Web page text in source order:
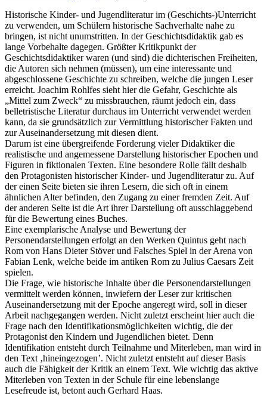
Historische Kinder- und Jugendliteratur im (Geschichts-)Unterricht
zu verwenden, um Schülern historische Sachverhalte nahe zu
bringen, ist nicht unumstritten. In der Geschichtsdidaktik gab es
lange Vorbehalte dagegen. Größter Kritikpunkt der
Geschichtsdidaktiker waren (und sind) die dichterischen Freiheiten,
die Autoren sich nehmen (müssen), um eine interessante und
abgeschlossene Geschichte zu schreiben, welche die jungen Leser
erreicht. Joachim Rohlfes sieht hier die Gefahr, Geschichte als
„Mittel zum Zweck“ zu missbrauchen, räumt jedoch ein, dass
belletristische Literatur durchaus im Unterricht verwendet werden
kann, da sie grundsätzlich zur Vermittlung historischer Fakten und
zur Auseinandersetzung mit diesen dient.
Darum ist eine übergreifende Forderung vieler Didaktiker die
realistische und angemessene Darstellung historischer Epochen und
Figuren in fiktionalen Texten. Eine besondere Rolle fällt deshalb
den Protagonisten historischer Kinder- und Jugendliteratur zu. Auf
der einen Seite bieten sie ihren Lesern, die sich oft in einem
ähnlichen Alter befinden, den Zugang zu einer fremden Zeit. Auf
der anderen Seite ist die Art ihrer Darstellung oft ausschlaggebend
für die Bewertung eines Buches.
Eine exemplarische Analyse und Bewertung der
Personendarstellungen erfolgt an den Werken Quintus geht nach
Rom von Hans Dieter Stöver und Falsches Spiel in der Arena von
Fabian Lenk, welche beide im antiken Rom zu Julius Caesars Zeit
spielen.
Die Frage, wie historische Inhalte über die Personendarstellungen
vermittelt werden können, inwiefern der Leser zur kritischen
Auseinandersetzung mit der Epoche angeregt wird, soll in dieser
Arbeit nachgegangen werden. Nicht zuletzt erscheint hier auch die
Frage nach den Identifikationsmöglichkeiten wichtig, die der
Protagonist den Kindern und Jugendlichen bietet. Denn
Identifikation entsteht durch Teilnahme und Miterleben, man wird in
den Text ‚hineingezogen’. Nicht zuletzt entsteht auf dieser Basis
auch die Fähigkeit der Kritik an einem Text. Wie wichtig das aktive
Miterleben von Texten in der Schule für eine lebenslange
Lesefreude ist, betont auch Gerhard Haas.